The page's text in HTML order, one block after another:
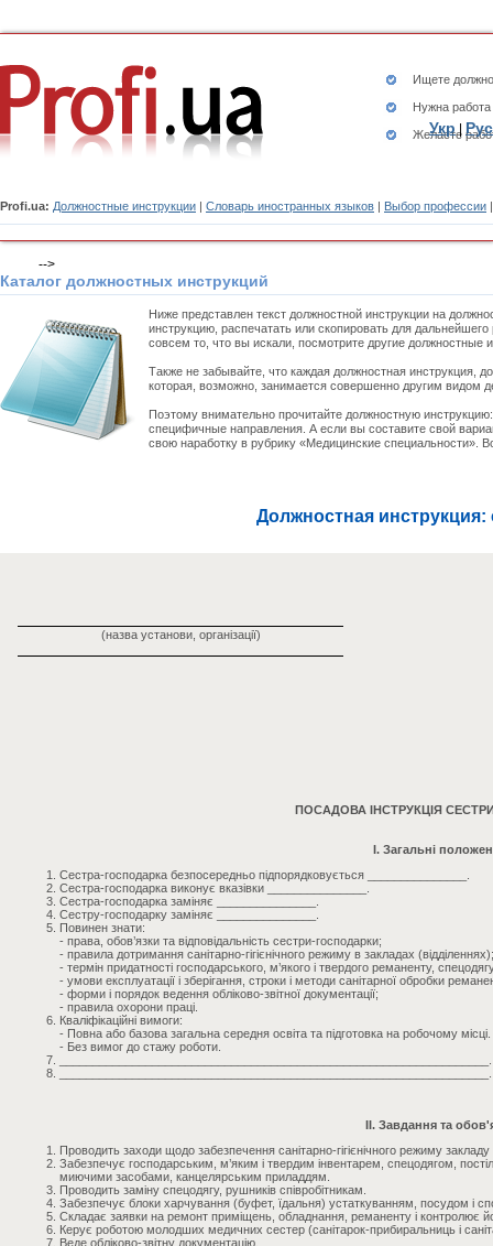
Ищете
Нужна
Желаете
Profi.ua: Должностные инструкции | Словарь иностранных языков | Выбор профессии
Укр| Рус
-->
Каталог должностных инструкций
Ниже представлен текст должностной инструкции на
инструкцию, распечатать или скопировать для
совсем то, что вы искали, посмотрите другие должностные
Также не забывайте, что каждая должностная инструкция,
которая, возможно, занимается совершенно другим видом
Поэтому внимательно прочитайте должностную
специфичные направления. А если вы составите свой
свою наработку в рубрику «Медицинские специальности».
Должностная инструкция:
(назва установи, організації)
ПОСАДОВА ІНСТРУКЦІЯ
I. Загальні
Сестра-господарка безпосередньо підпорядковується _______________.
Сестра-господарка виконує вказівки _______________.
Сестра-господарка заміняє _______________.
Сестру-господарку заміняє _______________.
Повинен знати:
- права, обов’язки та відповідальність сестри-господарки;
- правила дотримання санітарно-гігієнічного режиму в закладах (відділеннях);
- термін придатності господарського, м’якого і твердого реманенту,
- умови експлуатації і зберігання, строки і методи санітарної обробки
- форми і порядок ведення обліково-звітної документації;
- правила охорони праці.
Кваліфікаційні вимоги:
- Повна або базова загальна середня освіта та підготовка на робочому місці.
- Без вимог до стажу роботи.
II. Завдання та
Проводить заходи щодо забезпечення санітарно-гігієнічного режиму закладу
Забезпечує господарським, м’яким і твердим інвентарем, спецодягом,
миючими засобами, канцелярським приладдям.
Проводить заміну спецодягу, рушників співробітникам.
Забезпечує блоки харчування (буфет, їдальня) устаткуванням, посудом і
Складає заявки на ремонт приміщень, обладнання, реманенту і контролює
Керує роботою молодших медичних сестер (санітарок-прибиральниць і
Веде обліково-звітну документацію.